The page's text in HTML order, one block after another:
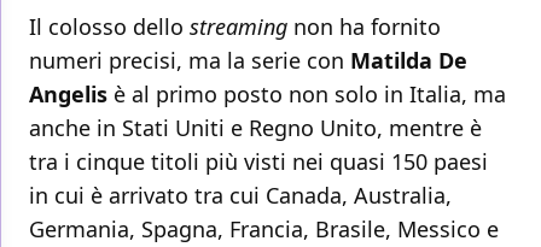
Il colosso dello streaming non ha fornito
numeri precisi, ma la serie con Matilda De
Angelis è al primo posto non solo in Italia, ma
anche in Stati Uniti e Regno Unito, mentre è
tra i cinque titoli più visti nei quasi 150 paesi
in cui è arrivato tra cui Canada, Australia,
Germania, Spagna, Francia, Brasile, Messico e